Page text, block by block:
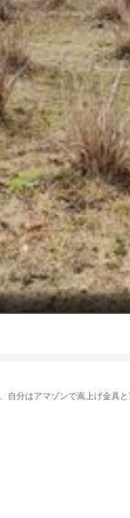
分はアマゾンで嵩上げ金具